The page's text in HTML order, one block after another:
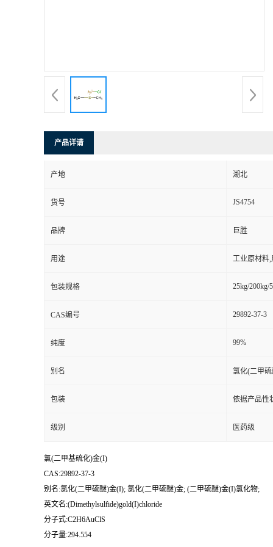
产品详请
产地 湖北
货号 JS4754
品牌 巨胜
用途 工业原材料
包装规格 25kg/200kg/
CAS编号 29892-37-3
纯度 99%
别名 氯化(二甲
包装 依据产品性
级别 医药级
氯(二甲基硫化)金(I)
CAS:29892-37-3
别名:氯化(二甲硫醚)金(I); 氯化(二甲硫醚)金; (二甲硫醚)金(I)氯化物;
英文名:(Dimethylsulfide)gold(I)chloride
分子式:C2H6AuClS
分子量:294.554